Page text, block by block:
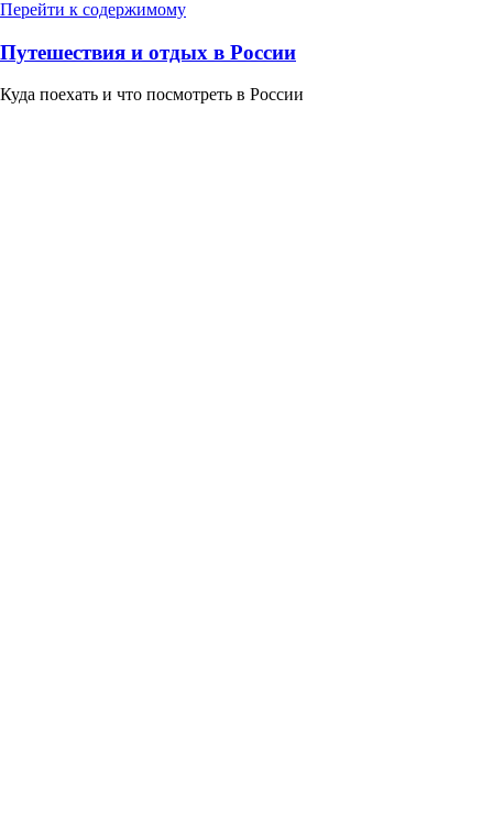
Перейти к содержимому
Путешествия и отдых в России
Куда поехать и что посмотреть в России